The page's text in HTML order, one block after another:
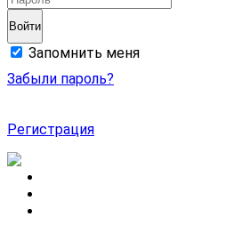
Войти
Запомнить меня
Забыли пароль?
Регистрация